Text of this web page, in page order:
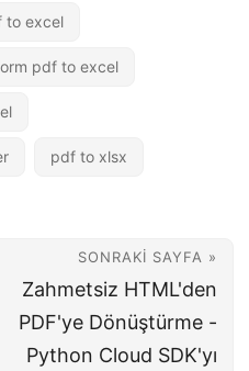
to excel
pdf to excel
pdf to xlsx
SONRAKI SAYFA »
Zahmetsiz HTML'den
PDF'ye Dönüştürme -
Python Cloud SDK'yı